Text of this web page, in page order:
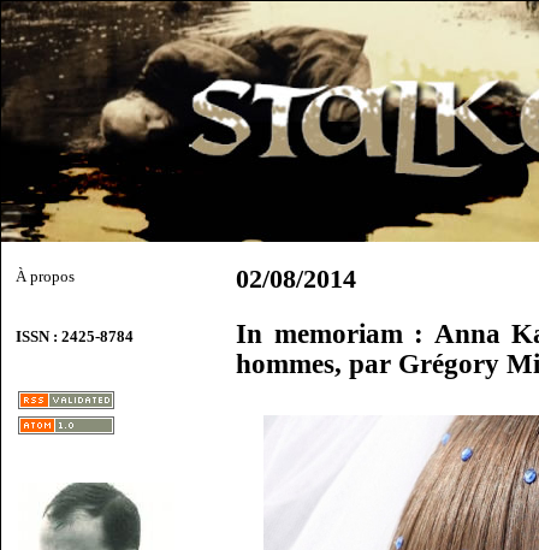
À propos
ISSN : 2425-8784
02/08/2014
In memoriam : Anna
hommes, par Grégory